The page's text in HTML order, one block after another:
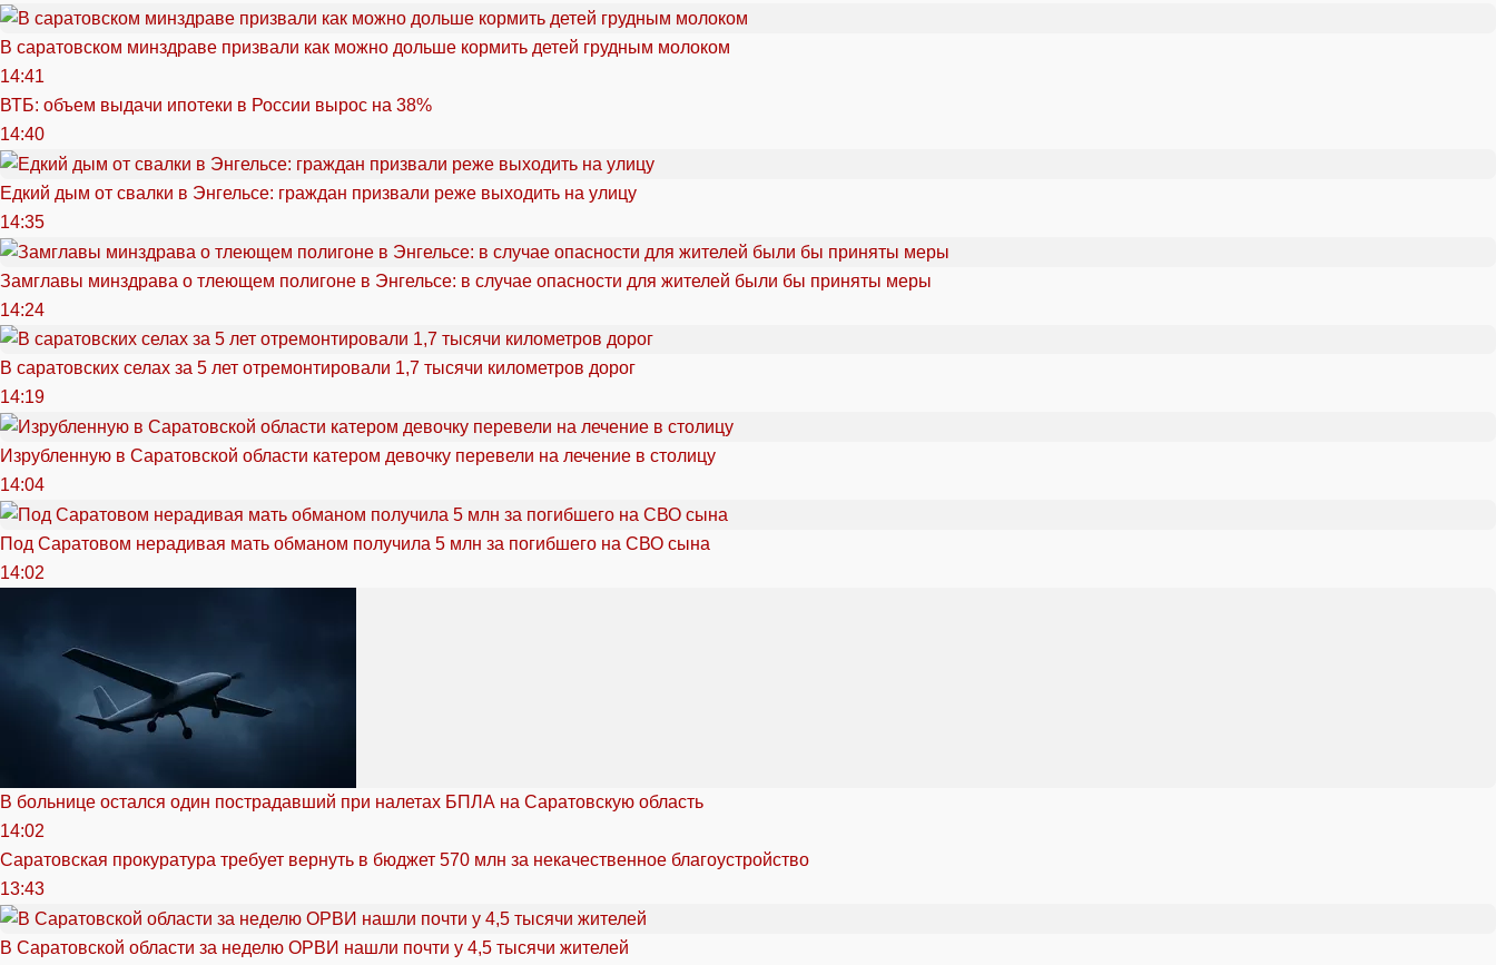
В саратовском минздраве призвали как можно дольше кормить детей грудным молоком
14:41
ВТБ: объем выдачи ипотеки в России вырос на 38%
14:40
Едкий дым от свалки в Энгельсе: граждан призвали реже выходить на улицу
14:35
Замглавы минздрава о тлеющем полигоне в Энгельсе: в случае опасности для жителей были бы приняты меры
14:24
В саратовских селах за 5 лет отремонтировали 1,7 тысячи километров дорог
14:19
Изрубленную в Саратовской области катером девочку перевели на лечение в столицу
14:04
Под Саратовом нерадивая мать обманом получила 5 млн за погибшего на СВО сына
14:02
В больнице остался один пострадавший при налетах БПЛА на Саратовскую область
14:02
Саратовская прокуратура требует вернуть в бюджет 570 млн за некачественное благоустройство
13:43
В Саратовской области за неделю ОРВИ нашли почти у 4,5 тысячи жителей